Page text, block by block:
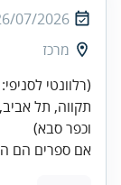
07/2026
מרכז
(רלוונטי
תקווה, תל
וכפר סבא)
אם ספרים הם